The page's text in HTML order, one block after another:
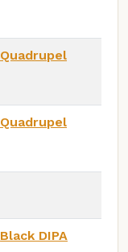
Quadrupel
Quadrupel
Black DIPA